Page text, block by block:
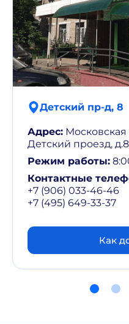
Детский пр-д, 8
Адрес: Московская
Детский проезд,
Режим работы:
Контактные
+7 (906) 033-46-46
+7 (495) 649-33-37
Как